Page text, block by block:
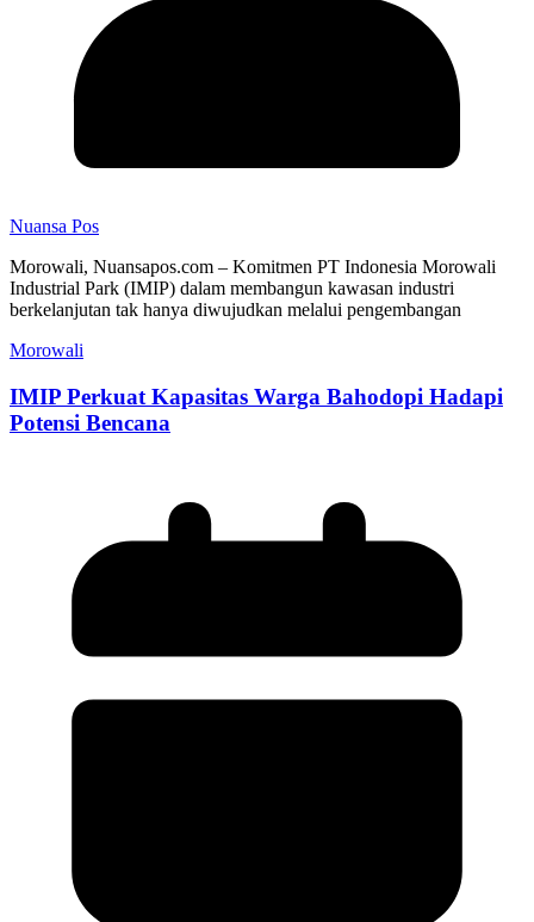
Nuansa Pos
Morowali, Nuansapos.com – Komitmen PT Indonesia Morowali
Industrial Park (IMIP) dalam membangun kawasan industri
berkelanjutan tak hanya diwujudkan melalui pengembangan
Morowali
IMIP Perkuat Kapasitas Warga Bahodopi Hadapi
Potensi Bencana